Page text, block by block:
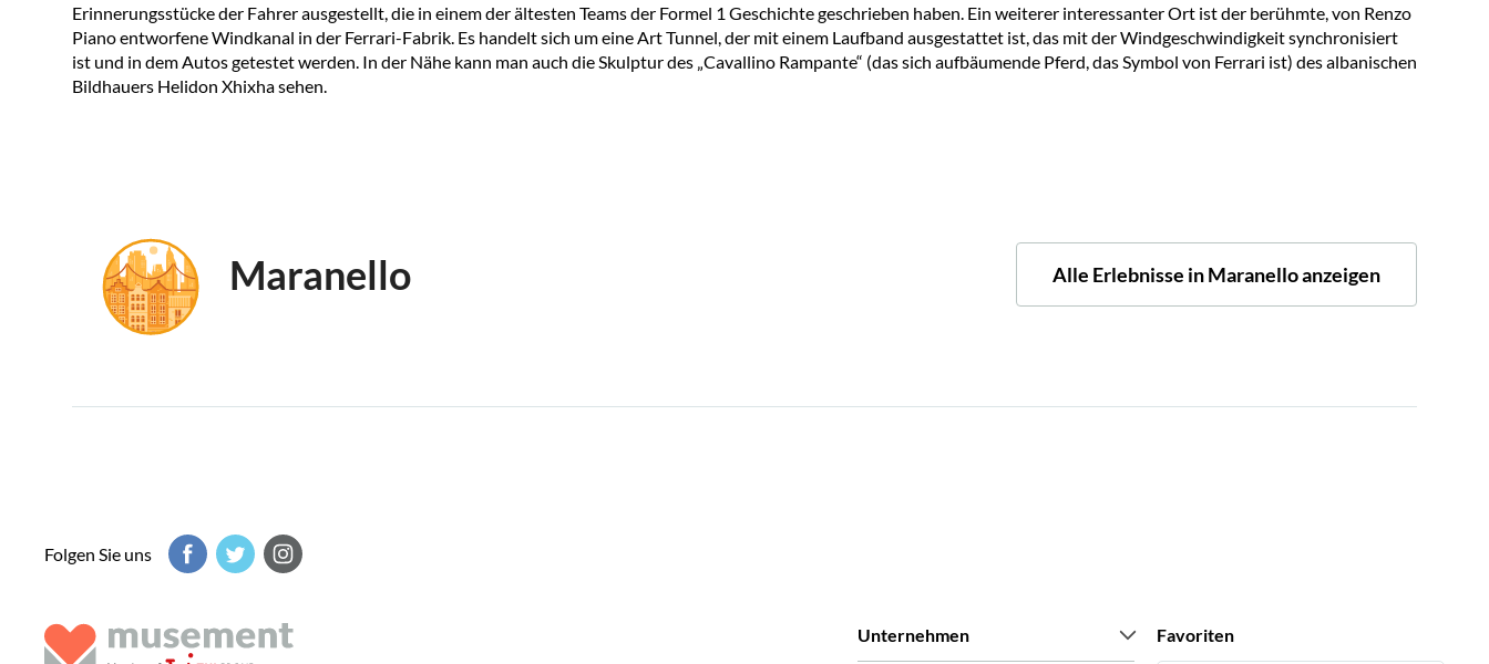
Erinnerungsstücke der Fahrer ausgestellt, die in einem der ältesten Teams der Formel 1 Geschichte geschrieben haben. Ein weiterer interessanter Ort ist der berühmte, von Renzo
Piano entworfene Windkanal in der Ferrari-Fabrik. Es handelt sich um eine Art Tunnel, der mit einem Laufband ausgestattet ist, das mit der Windgeschwindigkeit synchronisiert
ist und in dem Autos getestet werden. In der Nähe kann man auch die Skulptur des „Cavallino Rampante“ (das sich aufbäumende Pferd, das Symbol von Ferrari ist) des albanischen
Bildhauers Helidon Xhixha sehen.
Maranello Alle Erlebnisse in Maranello anzeigen
Folgen Sie uns
Unternehmen Favoriten